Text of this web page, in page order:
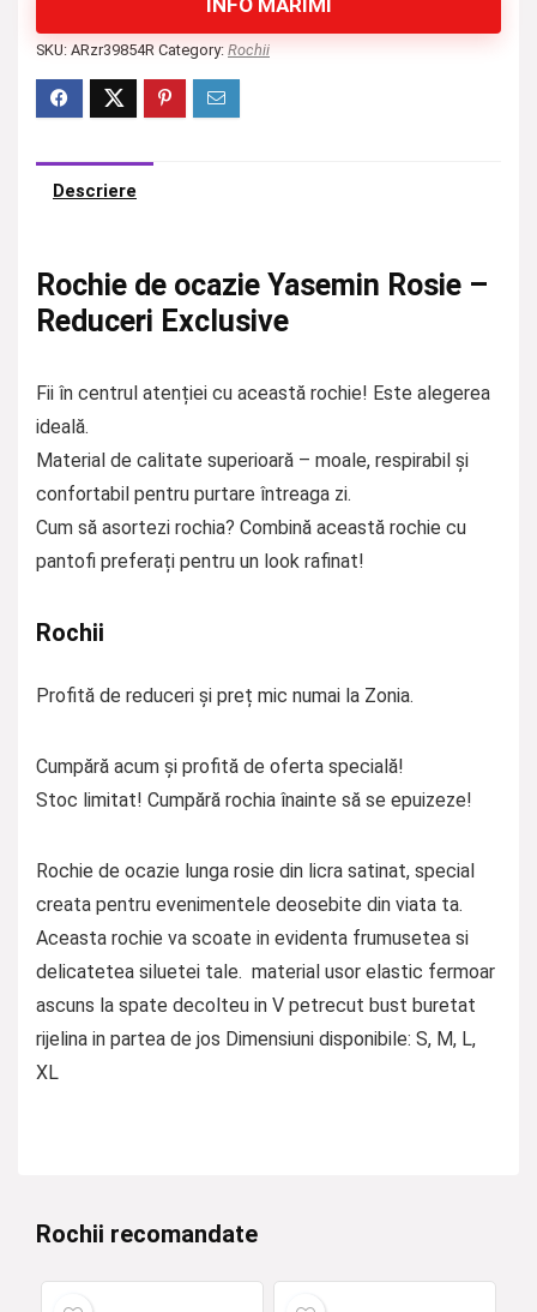
INFO MĂRIMI
SKU: ARzr39854R Category: Rochii
Descriere
Rochie de ocazie Yasemin Rosie –
Reduceri Exclusive
Fii în centrul atenției cu această rochie! Este alegerea
ideală.
Material de calitate superioară – moale, respirabil și
confortabil pentru purtare întreaga zi.
Cum să asortezi rochia? Combină această rochie cu
pantofi preferați pentru un look rafinat!
Rochii
Profită de reduceri și preț mic numai la Zonia.
Cumpără acum și profită de oferta specială!
Stoc limitat! Cumpără rochia înainte să se epuizeze!
Rochie de ocazie lunga rosie din licra satinat, special
creata pentru evenimentele deosebite din viata ta.
Aceasta rochie va scoate in evidenta frumusetea si
delicatetea siluetei tale. material usor elastic fermoar
ascuns la spate decolteu in V petrecut bust buretat
rijelina in partea de jos Dimensiuni disponibile: S, M, L,
XL
Rochii recomandate